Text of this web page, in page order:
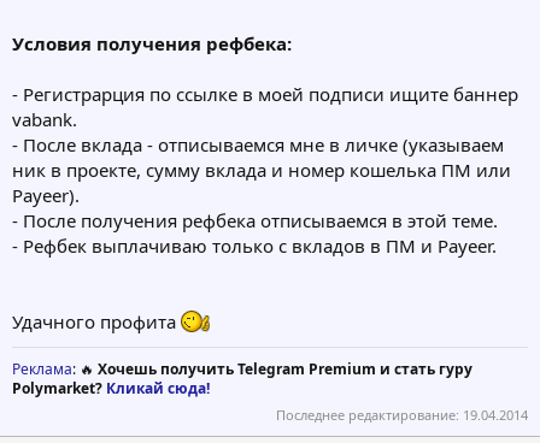
Условия получения рефбека:
- Регистрарция по ссылке в моей подписи ищите баннер
vabank.
- После вклада - отписываемся мне в личке (указываем
ник в проекте, сумму вклада и номер кошелька ПМ или
Payeer).
- После получения рефбека отписываемся в этой теме.
- Рефбек выплачиваю только с вкладов в ПМ и Payeer.
Удачного профита
Реклама: 🔥 Хочешь получить Telegram Premium и стать гуру
Polymarket? Кликай сюда!
Последнее редактирование: 19.04.2014